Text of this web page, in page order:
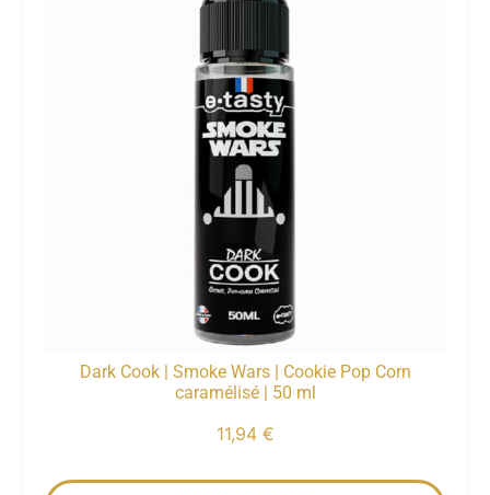
Dark Cook | Smoke Wars | Cookie Pop Corn
caramélisé | 50 ml
11,94 €